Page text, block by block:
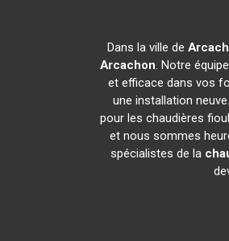
Dans la ville de
Arcachon. Notre
et efficace dans vos
une installation
pour les chaudières
et nous sommes
spécialistes de la